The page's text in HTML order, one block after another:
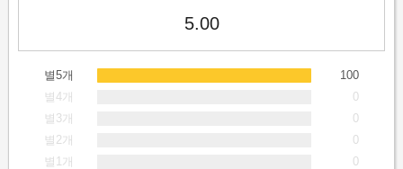
5.00
별5개
100
별4개
0
별3개
0
별2개
0
별1개
0